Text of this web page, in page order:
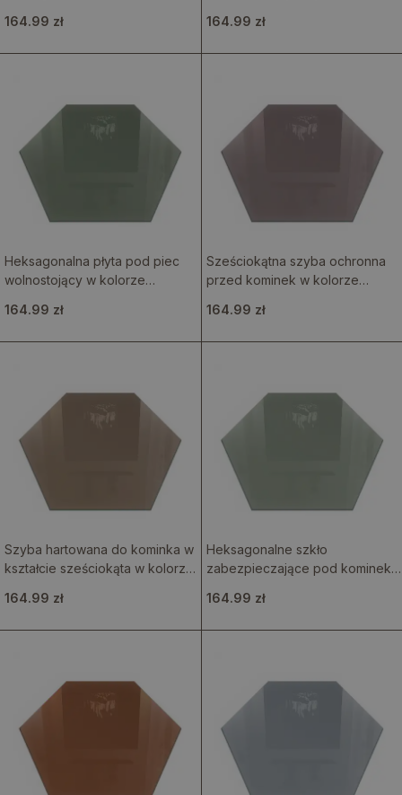
164.99 zł
164.99 zł
Heksagonalna płyta pod piec
wolnostojący w kolorze
164.99 zł
Sześciokątna szyba ochronna
przed kominek w kolorze
164.99 zł
Szyba hartowana do kominka w
kształcie sześciokąta w kolorze
164.99 zł
Heksagonalne szkło
zabezpieczające pod kominek
164.99 zł